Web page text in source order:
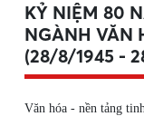
KỶ NIỆM 80
NGÀNH VĂN
(28/8/1945 -
Văn hóa - nền tảng